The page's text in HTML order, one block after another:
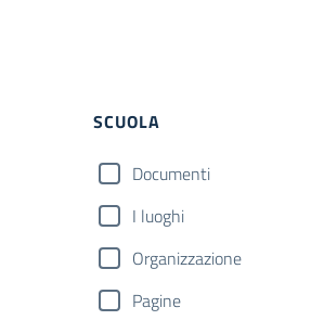
Filtri
SCUOLA
Documenti
I luoghi
Organizzazione
Pagine